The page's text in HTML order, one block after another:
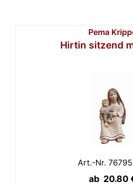
Pema
Hirtin sitzend
Art.-Nr.
ab 20.80